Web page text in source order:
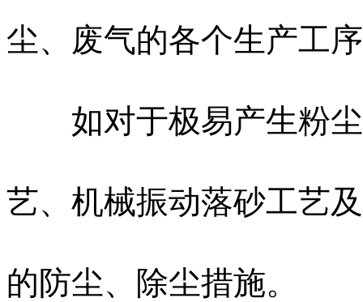
尘、废气的各个生产工
如对于极易产生粉尘
艺、机械振动落砂工艺
的防尘、除尘措施。